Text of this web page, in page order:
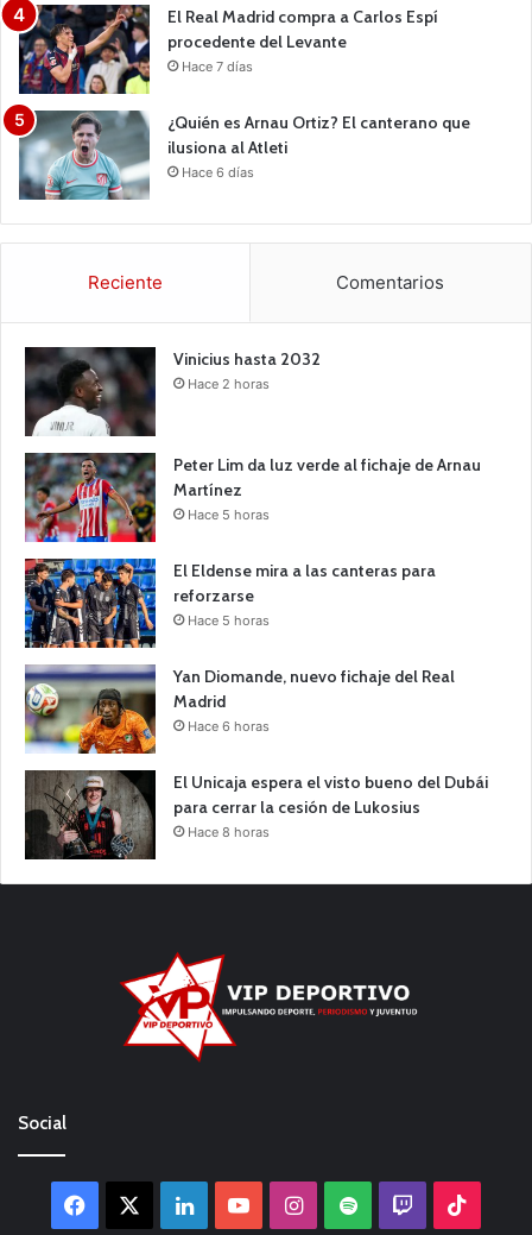
El Real Madrid compra a Carlos Espí
procedente del Levante
Hace 7 días
¿Quién es Arnau Ortiz? El canterano que
ilusiona al Atleti
Hace 6 días
Reciente Comentarios
Vinicius hasta 2032
Hace 2 horas
Peter Lim da luz verde al fichaje de Arnau
Martínez
Hace 5 horas
El Eldense mira a las canteras para
reforzarse
Hace 5 horas
Yan Diomande, nuevo fichaje del Real
Madrid
Hace 6 horas
El Unicaja espera el visto bueno del Dubái
para cerrar la cesión de Lukosius
Hace 8 horas
Social
Facebook LinkedInYouTubeInstagram
Spotify Twitch